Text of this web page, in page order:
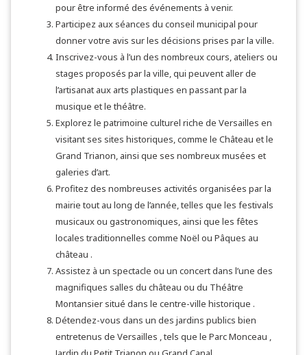
pour être informé des événements à venir.
Participez aux séances du conseil municipal pour
donner votre avis sur les décisions prises par la ville.
Inscrivez-vous à l’un des nombreux cours, ateliers ou
stages proposés par la ville, qui peuvent aller de
l’artisanat aux arts plastiques en passant par la
musique et le théâtre.
Explorez le patrimoine culturel riche de Versailles en
visitant ses sites historiques, comme le Château et le
Grand Trianon, ainsi que ses nombreux musées et
galeries d’art.
Profitez des nombreuses activités organisées par la
mairie tout au long de l’année, telles que les festivals
musicaux ou gastronomiques, ainsi que les fêtes
locales traditionnelles comme Noël ou Pâques au
château .
Assistez à un spectacle ou un concert dans l’une des
magnifiques salles du château ou du Théâtre
Montansier situé dans le centre-ville historique .
Détendez-vous dans un des jardins publics bien
entretenus de Versailles , tels que le Parc Monceau ,